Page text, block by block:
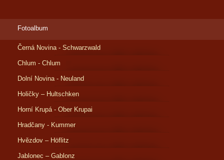
Fotoalbum
Černá Novina - Schwarzwald
Chlum - Chlum
Dolní Novina - Neuland
Holičky – Hultschken
Horní Krupá - Ober Krupai
Hradčany - Kummer
Hvězdov – Höflitz
Jablonec – Gablonz